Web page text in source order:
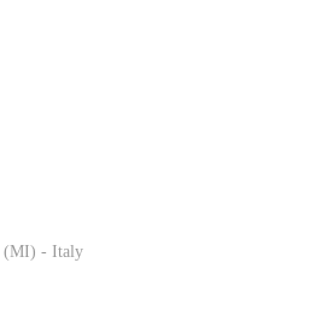
(MI) - Italy